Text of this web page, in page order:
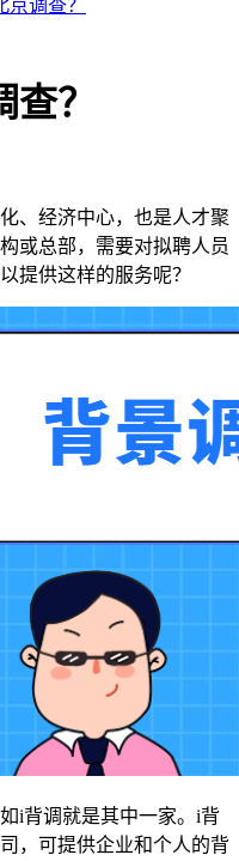
调查？
？
、经济中心，也是人才聚
或总部，需要对拟聘人员
提供这样的服务呢？
i背调就是其中一家。i背
，可提供企业和个人的背